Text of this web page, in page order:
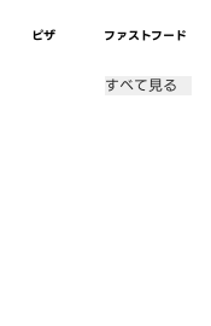
ピザ ファストフード
すべて見る